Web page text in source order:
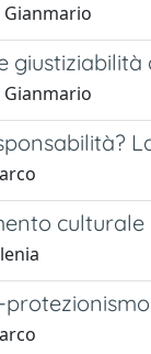
Gianmario
Gianmario
culturale
protezionismo